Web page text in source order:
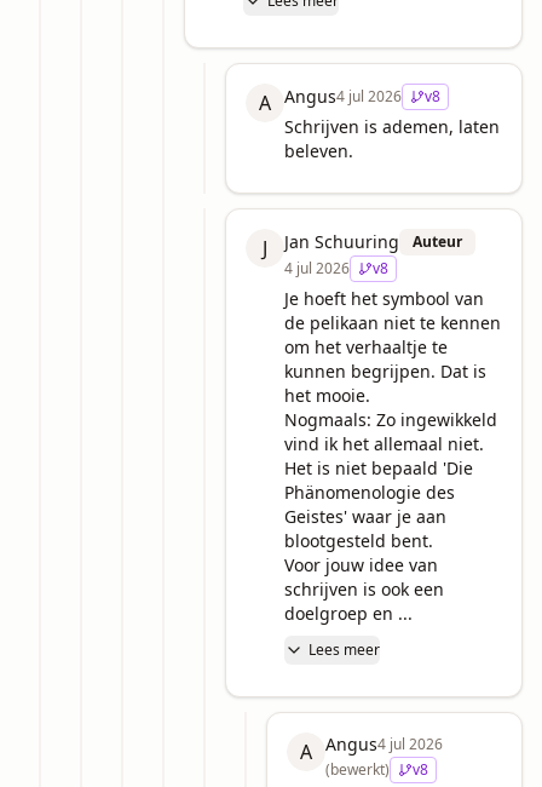
A Angus4 jul 2026 v8
Schrijven is ademen, laten
beleven.
J Jan Schuuring
Auteur
4 jul 2026
v8
Je hoeft het symbool van
de pelikaan niet te kennen
om het verhaaltje te
kunnen begrijpen. Dat is
het mooie.
Nogmaals: Zo ingewikkeld
vind ik het allemaal niet.
Het is niet bepaald 'Die
Phänomenologie des
Geistes' waar je aan
blootgesteld bent.
Voor jouw idee van
schrijven is ook een
doelgroep en ...
Lees meer
A Angus4 jul 2026
(bewerkt)
v8